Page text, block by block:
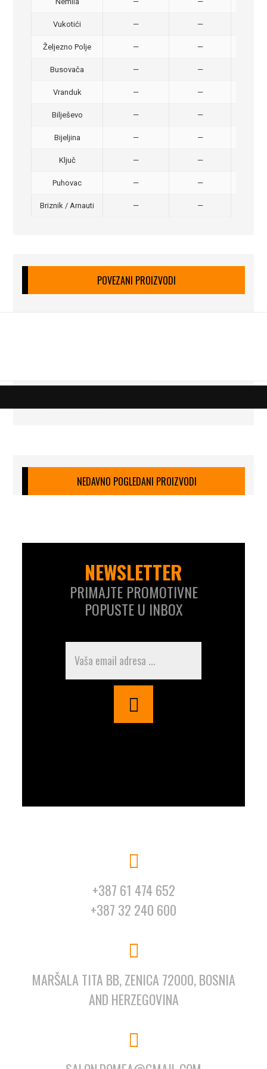
Vukotići — —
Željezno Polje — —
Busovača — —
Vranduk — —
Bilješevo — —
Bijeljina — —
Ključ — —
Puhovac — —
Briznik / Arnauti — —
POVEZANI PROIZVODI
NEDAVNO POGLEDANI PROIZVODI
NEWSLETTER
PRIMAJTE PROMOTIVNE
POPUSTE U INBOX
+387 61 474 652
+387 32 240 600
MARŠALA TITA BB, ZENICA 72000, BOSNIA
AND HERZEGOVINA